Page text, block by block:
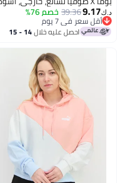
د.ك‏9.17
39.36خصم 76%
أقل سعر في 7 يوم
أقل سعر في 7 يوماحصل عليه خلال 14 - 15